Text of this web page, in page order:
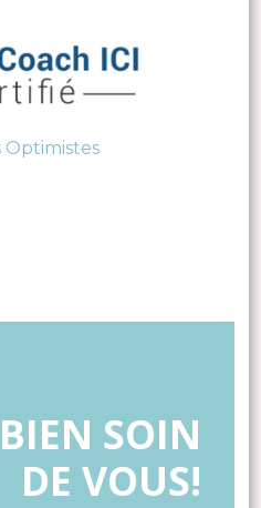
Optimistes
SOIN
DE VOUS!